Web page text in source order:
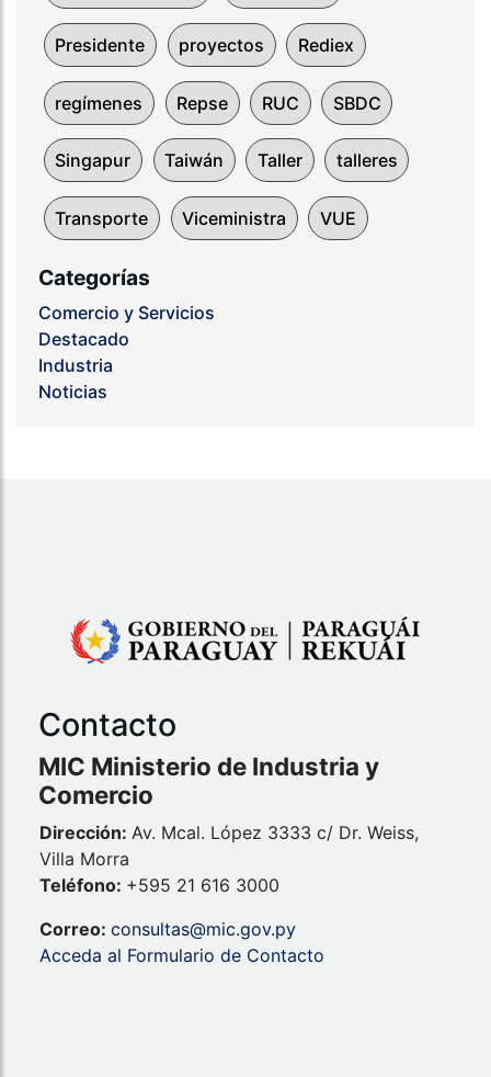
Presidente proyectos Rediex
regímenes Repse RUC SBDC
Singapur Taiwán Taller talleres
Transporte Viceministra VUE
Categorías
Comercio y Servicios
Destacado
Industria
Noticias
Contacto
MIC Ministerio de Industria y
Comercio
Dirección: Av. Mcal. López 3333 c/ Dr. Weiss,
Villa Morra
Teléfono: +595 21 616 3000
Correo: consultas@mic.gov.py
Acceda al Formulario de Contacto